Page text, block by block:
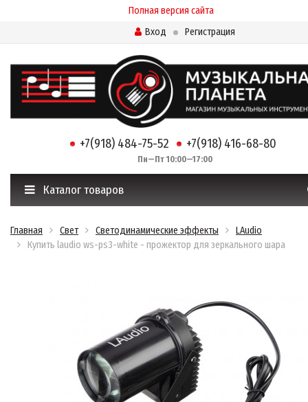
Полная версия сайта
Вход
Регистрация
+7(918) 484-75-52 +7(918) 416-68-80
Пн—Пт 10:00—17:00
Каталог товаров
Главная Свет Светодинамические эффекты
LAudio
Купить laudio ws-ps3-white - прожектор для зеркального шара